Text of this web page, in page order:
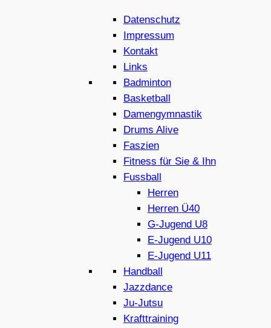
Datenschutz
Impressum
Kontakt
Links
Badminton
Basketball
Damengymnastik
Drums Alive
Faszien
Fitness für Sie & Ihn
Fussball
Herren
Herren Ü40
G-Jugend U8
E-Jugend U10
E-Jugend U11
Handball
Jazzdance
Ju-Jutsu
Krafttraining